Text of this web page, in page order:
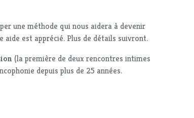
une méthode qui nous aidera à devenir
est apprécié. Plus de détails suivront.
(la première de deux rencontres intimes
depuis plus de 25 années.